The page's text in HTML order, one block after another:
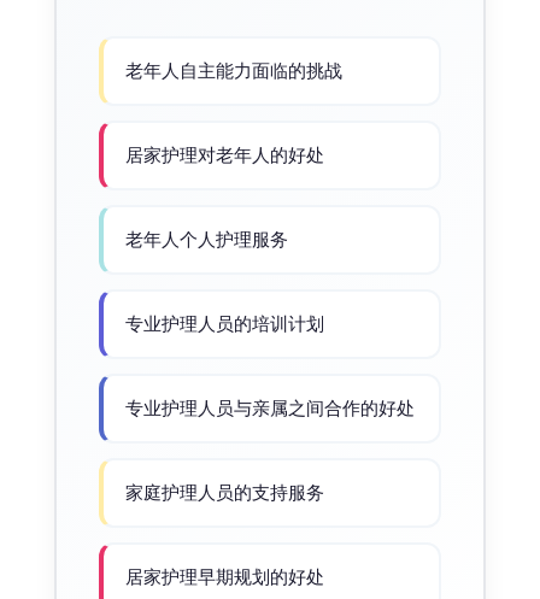
老年人自主能力面临的挑战
居家护理对老年人的好处
老年人个人护理服务
专业护理人员的培训计划
专业护理人员与亲属之间合作的好处
家庭护理人员的支持服务
居家护理早期规划的好处